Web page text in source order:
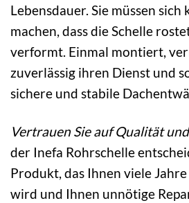
Lebensdauer. Sie müssen sich
machen, dass die Schelle
verformt. Einmal montiert,
zuverlässig ihren Dienst und
sichere und stabile
Vertrauen Sie auf Qualität
der Inefa Rohrschelle
Produkt, das Ihnen viele
wird und Ihnen unnötige